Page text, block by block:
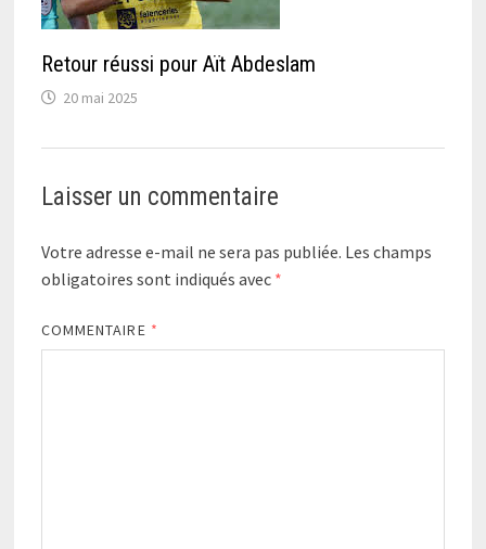
Retour réussi pour Aït Abdeslam
20 mai 2025
Laisser un commentaire
Votre adresse e-mail ne sera pas publiée. Les champs
obligatoires sont indiqués avec *
COMMENTAIRE *